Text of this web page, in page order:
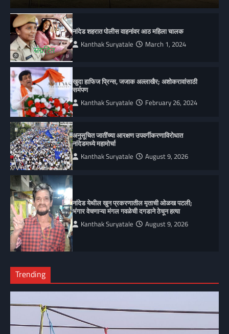
नांदेड शहरात पोलीस वाहनांवर आठ महिला चालक
Kanthak Suryatale March 1, 2024
खुदा हाफिज प्रिन्स, जजाक अल्लाखैर; अशोकरावांसाठी
सर्मपण
Kanthak Suryatale February 26, 2024
अनुसूचित जातींच्या आरक्षण उपवर्गीकरणाविरोधात
नांदेडमध्ये महामोर्चा
Kanthak Suryatale August 9, 2026
नांदेड येथील खुन प्रकरणातील मृताची ओळख पटली;
भंगार वेचणाऱ्या मंगल गवळेची दगडाने ठेचून हत्या
Kanthak Suryatale August 9, 2026
Trending